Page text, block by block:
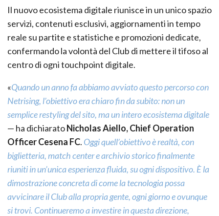
Il nuovo ecosistema digitale riunisce in un unico spazio
servizi, contenuti esclusivi, aggiornamenti in tempo
reale su partite e statistiche e promozioni dedicate,
confermando la volontà del Club di mettere il tifoso al
centro di ogni touchpoint digitale.
«Quando un anno fa abbiamo avviato questo percorso con
Netrising, l’obiettivo era chiaro fin da subito: non un
semplice restyling del sito, ma un intero ecosistema digitale
— ha dichiaratoNicholas Aiello, Chief Operation
Officer Cesena FC. Oggi quell’obiettivo è realtà, con
biglietteria, match center e archivio storico finalmente
riuniti in un’unica esperienza fluida, su ogni dispositivo. È la
dimostrazione concreta di come la tecnologia possa
avvicinare il Club alla propria gente, ogni giorno e ovunque
si trovi. Continueremo a investire in questa direzione,